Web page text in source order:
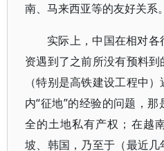
南、马来西亚等的友好关系。
实际上，中国在相对
资遇到了之前所没有预料
（特别是高铁建设工程中
内“征地”的经验的问题，
全的土地私有产权；在越
坡、韩国，乃至于（最近